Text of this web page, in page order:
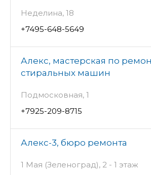
Неделина, 18
+7495-648-5649
Алекс, мастерская по
стиральных машин
Подмосковная, 1
+7925-209-8715
Алекс-3, бюро ремонта
1 Мая (Зеленоград), 2 - 1 этаж